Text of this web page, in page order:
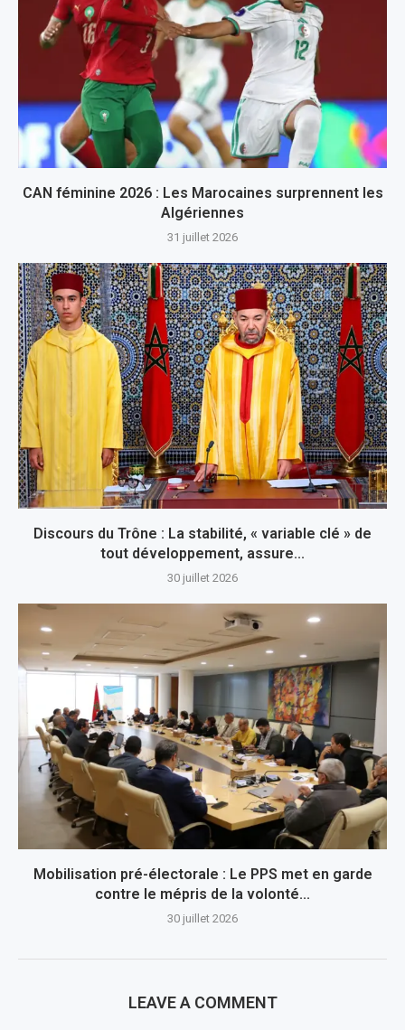
CAN féminine 2026 : Les Marocaines surprennent les
Algériennes
31 juillet 2026
Discours du Trône : La stabilité, « variable clé » de
tout développement, assure...
30 juillet 2026
Mobilisation pré-électorale : Le PPS met en garde
contre le mépris de la volonté...
30 juillet 2026
LEAVE A COMMENT